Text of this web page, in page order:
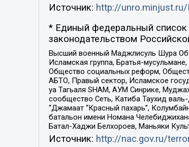
Источник: http://unro.minjust.ru/
* Единый федеральный список
законодательством
Высший военный Маджлисуль Шура
Исламская группа, Братья-
Общество социальных реформ,
АБТО, Правый сектор, Исламское
уа Тагьаля SHAM, АУМ Синрике,
сообщество Сеть, Катиба Таухид
“Джамаат “Красный пахарь”,
батальон имени Номана
Батал-Хаджи Белхороев, Маньяки
Источник: http://nac.gov.ru/